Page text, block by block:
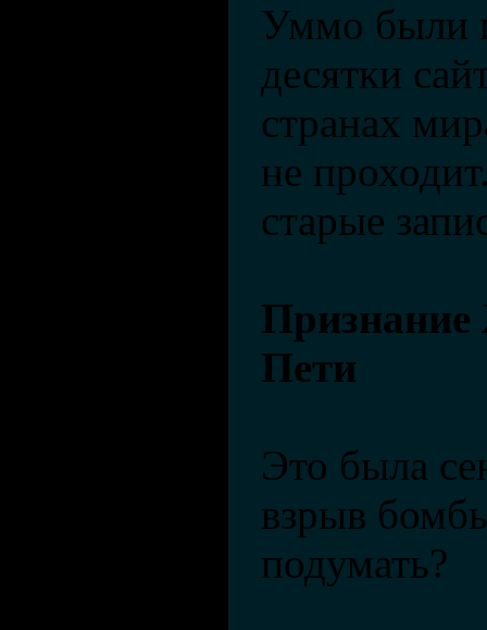
Уммо были
десятки
странах
не
старые
Пети
Это была
взрыв
подумать?